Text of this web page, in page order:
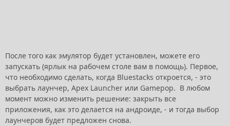
После того как эмулятор будет установлен, можете его
запускать (ярлык на рабочем столе вам в помощь). Первое,
что необходимо сделать, когда Bluestacks откроется, - это
выбрать лаунчер, Apex Launcher или Gamepop. В любом
момент можно изменить решение: закрыть все
приложения, как это делается на андроиде, - и тогда выбор
лаунчеров будет предложен снова.